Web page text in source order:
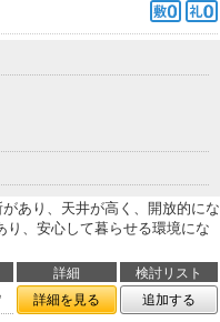
あり、天井が高く、開放的にな
り、安心して暮らせる環境にな
詳細
検討リスト
詳細を見る 追加する